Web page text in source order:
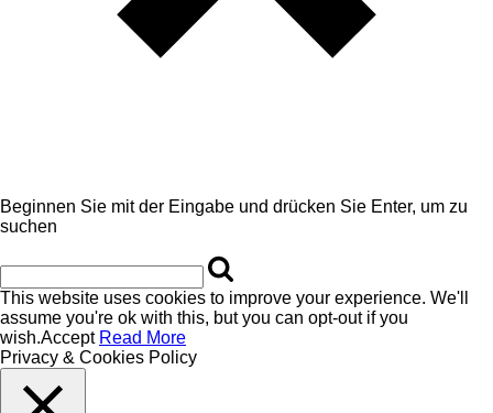
Beginnen Sie mit der Eingabe und drücken Sie Enter, um zu
suchen
This website uses cookies to improve your experience. We'll
assume you're ok with this, but you can opt-out if you
wish.Accept Read More
Privacy & Cookies Policy